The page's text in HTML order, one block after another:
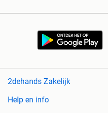
2dehands Zakelijk
Help en info